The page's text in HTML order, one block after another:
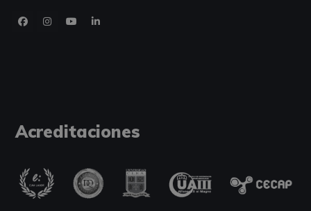
Acreditaciones